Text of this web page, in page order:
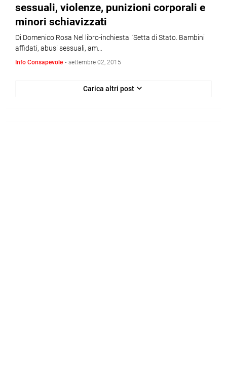
sessuali, violenze, punizioni corporali e
minori schiavizzati
Di Domenico Rosa Nel libro-inchiesta ‘Setta di Stato. Bambini
affidati, abusi sessuali, am…
Info Consapevole - settembre 02, 2015
Carica altri post